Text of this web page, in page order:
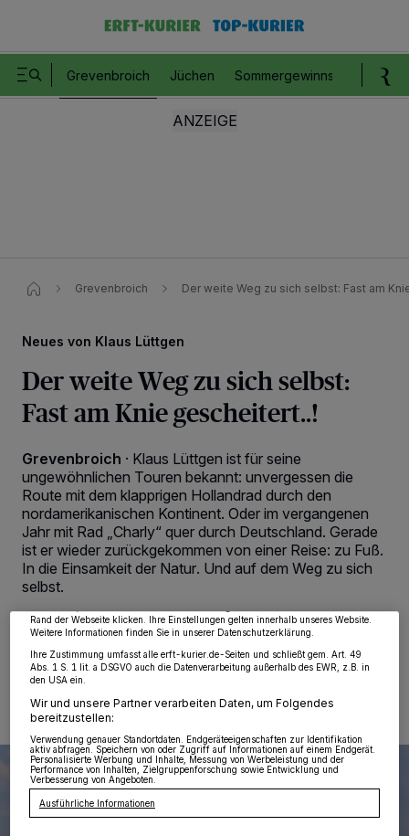
Grevenbroich Jüchen Sommergewinnspiel
Grevenbroich Der weite Weg zu sich selbst: Fast am
Neues von Klaus Lüttgen
Der weite Weg zu sich selbst:
Fast am Knie gescheitert..!
Grevenbroich · Klaus Lüttgen ist für seine
ungewöhnlichen Touren bekannt: unvergessen die
Route mit dem klapprigen Hollandrad durch den
nordamerikanischen Kontinent. Oder im vergangenen
Jahr mit Rad „Charly“ quer durch Deutschland. Gerade
ist er wieder zurückgekommen von einer Reise: zu Fuß.
In die Einsamkeit der Natur. Und auf dem Weg zu sich
selbst.
22.05.2022 , 05:43 Uhr 2 Minuten Lesezeit
Wir und unsere218-Partner speichern und greifen auf personenbezogene Daten
wie Browserdaten oder eindeutige Kennungen auf Ihrem Gerät zu. Durch Auswahl
von OK aktivieren Sie Tracking-Technologien für die unter „Wir und unsere
Partner verarbeiten Daten, um Ihnen Dienste bereitzustellen“ aufgeführten
Zwecke. Wenn Tracker deaktiviert sind, sind manche Inhalte und Anzeigen
möglicherweise nicht mehr so relevant für Sie. Sie können dieses Menü jederzeit
wieder aufrufen, um Ihre Einstellungen zu ändern oder Ihre Einwilligung zu
Rand der Webseite klicken. Ihre Einstellungen gelten innerhalb unseres Website.
Weitere Informationen finden Sie in unserer Datenschutzerklärung.
Ihre Zustimmung umfasst alle erft-kurier.de-Seiten und schließt gem. Art. 49
Abs. 1 S. 1 lit. a DSGVO auch die Datenverarbeitung außerhalb des EWR, z.B. in
den USA ein.
Wir und unsere Partner verarbeiten Daten, um Folgendes
bereitzustellen:
Verwendung genauer Standortdaten. Endgeräteeigenschaften zur Identifikation
aktiv abfragen. Speichern von oder Zugriff auf Informationen auf einem Endgerät.
Personalisierte Werbung und Inhalte, Messung von Werbeleistung und der
Performance von Inhalten, Zielgruppenforschung sowie Entwicklung und
Verbesserung von Angeboten.
Ausführliche Informationen